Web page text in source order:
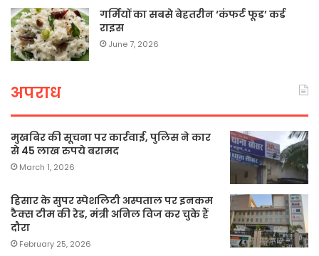
गर्मियों का सबसे बेहतरीन ‘कंफर्ट फूड’ कर्ड
राइस
June 7, 2026
अपराध
मुखबिर की सूचना पर कार्रवाई, पुलिस ने कार
से 45 लाख रुपये बरामद
March 1, 2026
हिसार के सुपर स्पेशलिटी अस्पताल पर इनकम
टैक्स टीम की रेड, मंत्री अनिल विज कर चुके हैं
दौरा
February 25, 2026